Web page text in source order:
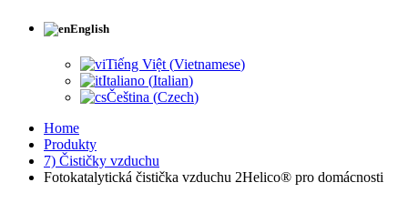
English
Tiếng Việt (Vietnamese)
Italiano (Italian)
Čeština (Czech)
Home
Produkty
7) Čističky vzduchu
Fotokatalytická čistička vzduchu 2Helico® pro domácnosti